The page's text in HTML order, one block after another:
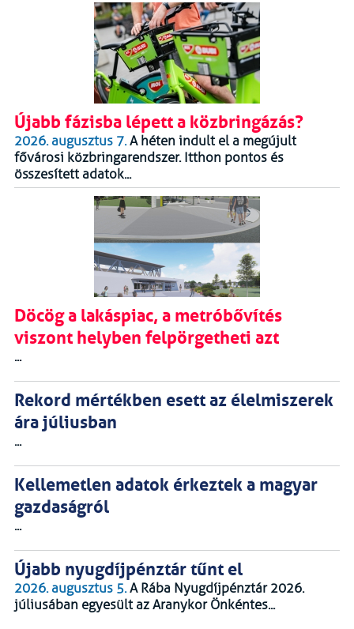
Újabb fázisba lépett a közbringázás?
2026. augusztus 7.A héten indult el a megújult
fővárosi közbringarendszer. Itthon pontos és
összesített adatok...
Döcög a lakáspiac, a metróbővítés
viszont helyben felpörgetheti azt
...
Rekord mértékben esett az élelmiszerek
ára júliusban
...
Kellemetlen adatok érkeztek a magyar
gazdaságról
...
Újabb nyugdíjpénztár tűnt el
2026. augusztus 5.A Rába Nyugdíjpénztár 2026.
júliusában egyesült az Aranykor Önkéntes...